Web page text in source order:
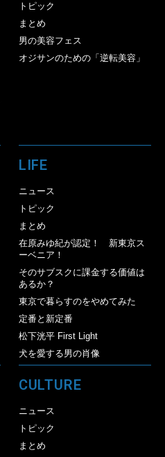
トピック
まとめ
男の美容フェス
オジサンのための「逆転美容」
LIFE
ニュース
トピック
まとめ
在原みゆ紀が認定！ 新東京ス
ーベニア！
そのサブスクに課金する価値は
あるか？
東京で暮らすのをやめてみた
定番と新定番
松下洸平 First Light
犬を愛する男の肖像
CULTURE
ニュース
トピック
まとめ